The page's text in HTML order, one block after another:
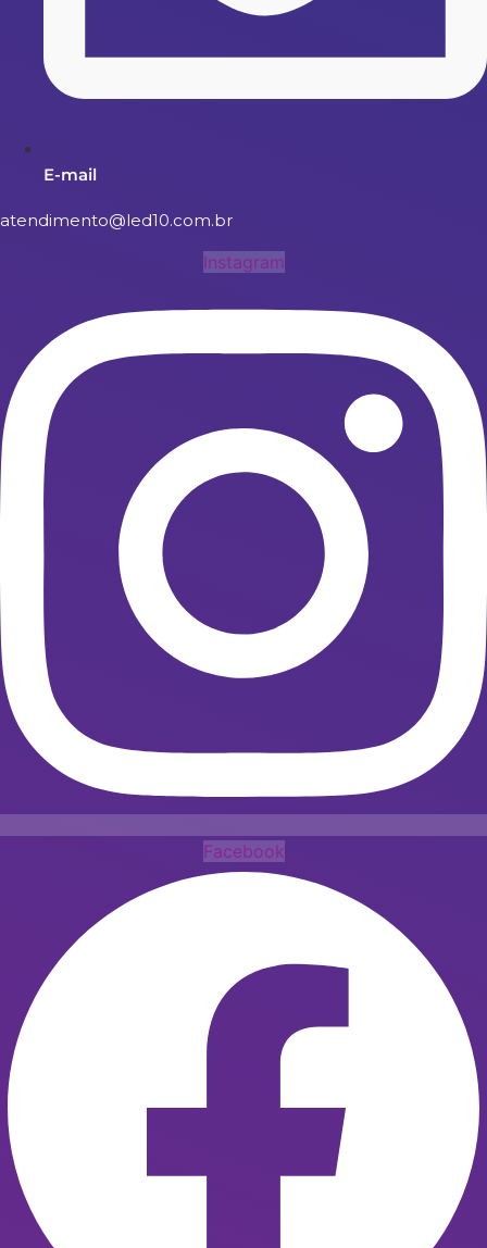
E-mail
atendimento@led10.com.br
Instagram
Facebook